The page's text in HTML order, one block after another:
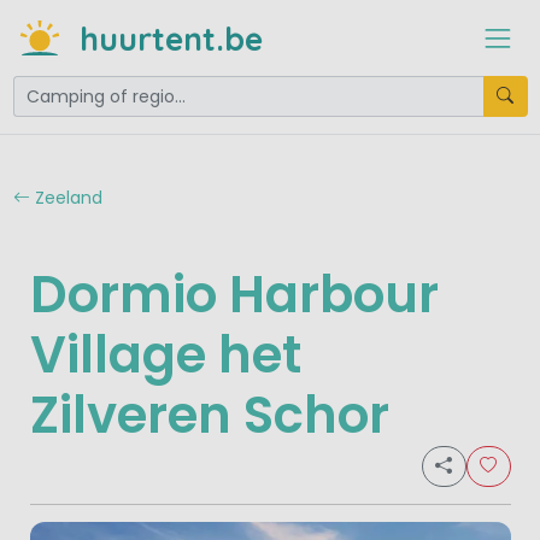
huurtent.be
Zeeland
Dormio Harbour
Village het
Zilveren Schor